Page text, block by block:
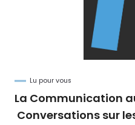
Lu pour vous
La Communication
Conversations sur